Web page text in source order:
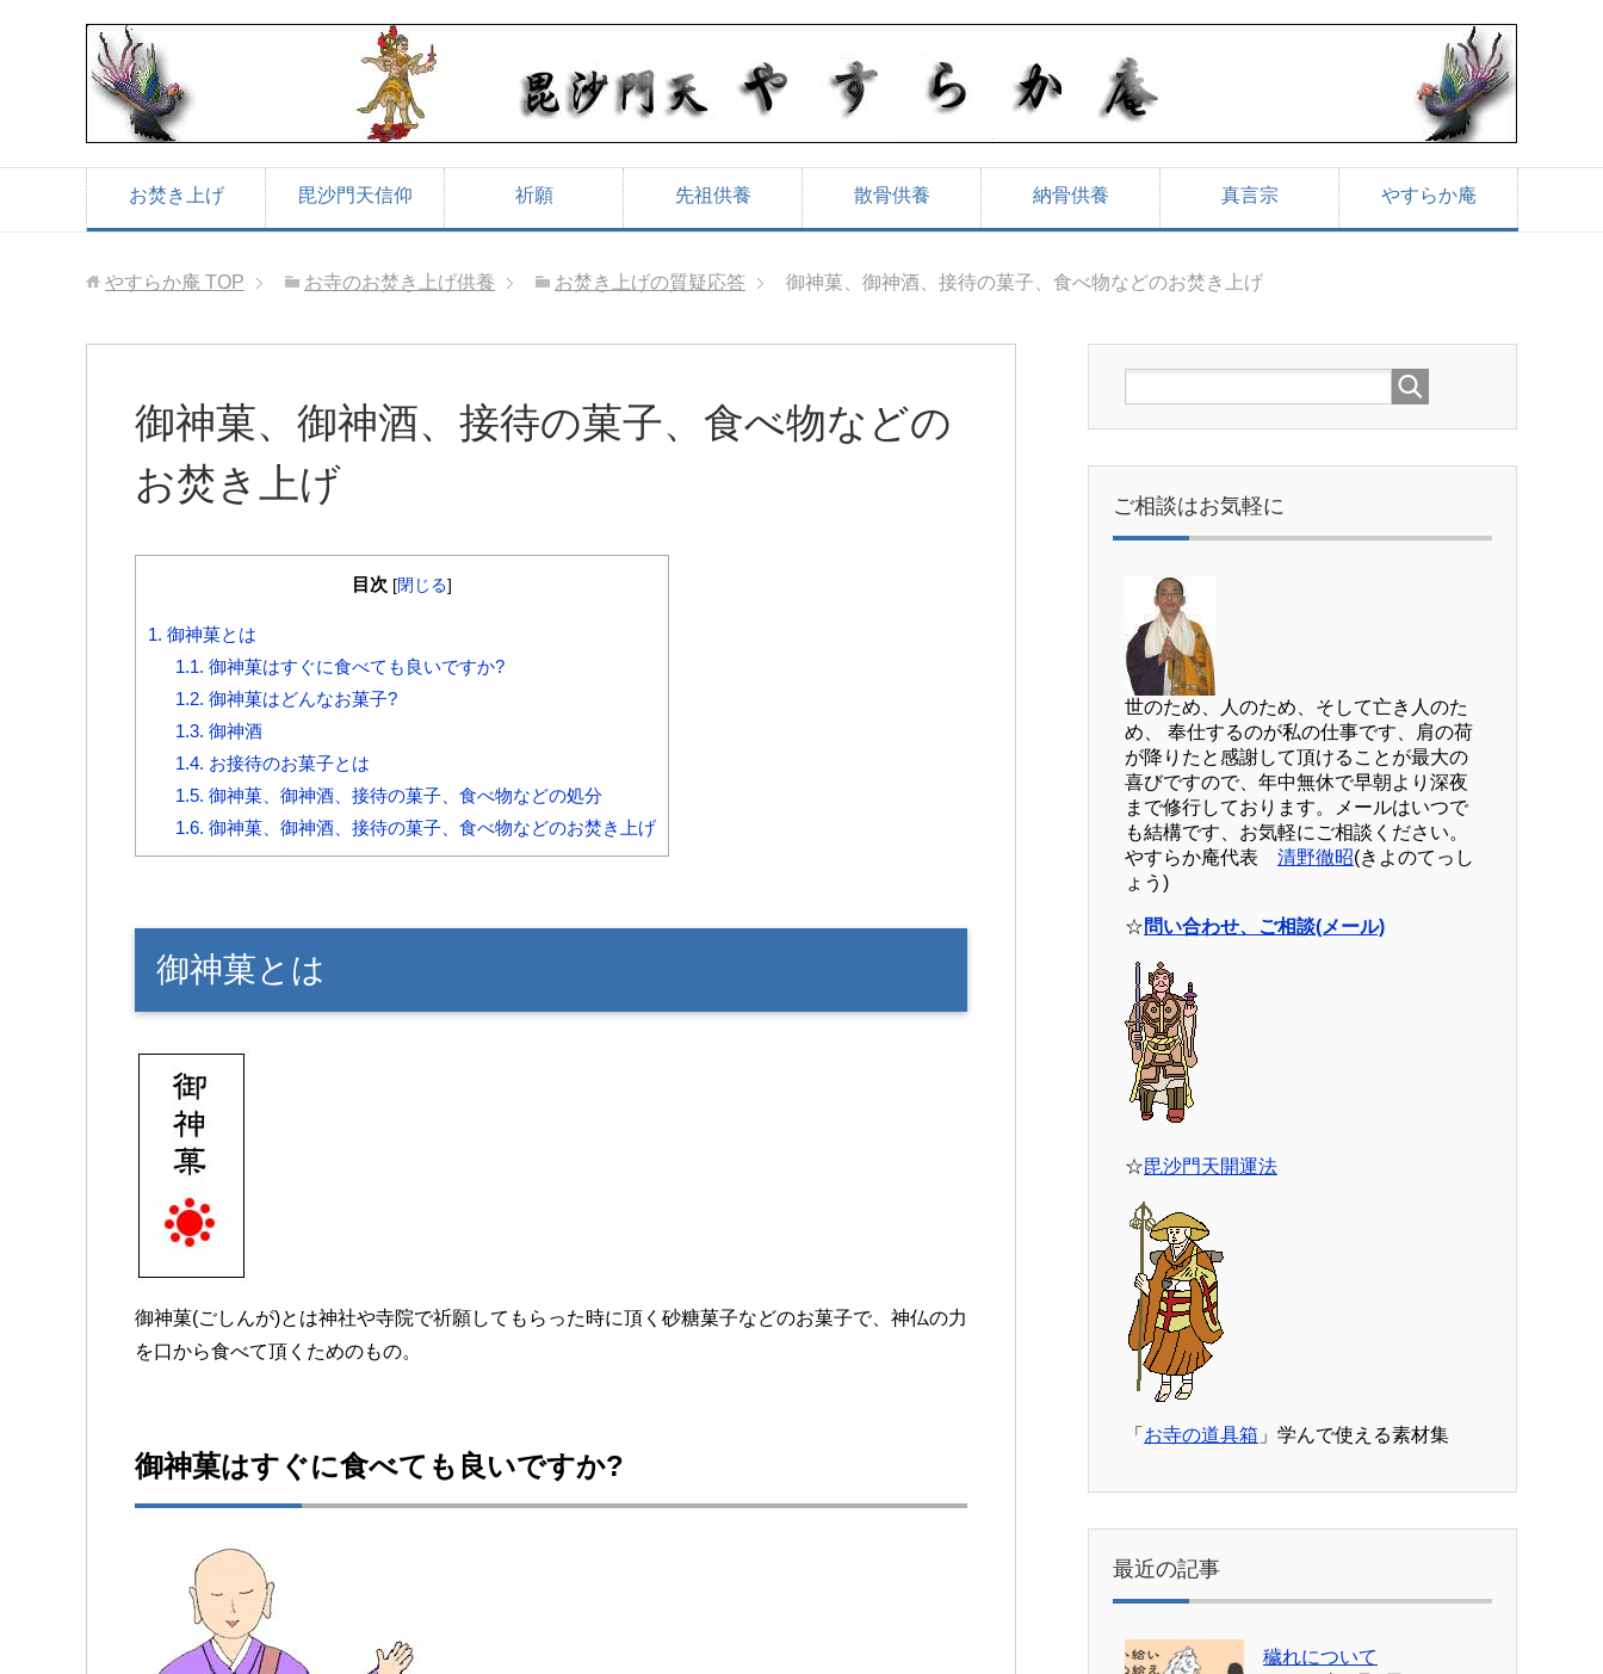
お焚き上げ 毘沙門天信仰 祈願 先祖供養 散骨供養 納骨供養 真言宗 やすらか庵
やすらか庵 TOP お寺のお焚き上げ供養 お焚き上げの質疑応答 御神菓、御神酒、接待の菓子、食べ物などのお焚き上げ
御神菓、御神酒、接待の菓子、食べ物などの
お焚き上げ
目次 [閉じる]
1. 御神菓とは
1.1. 御神菓はすぐに食べても良いですか?
1.2. 御神菓はどんなお菓子?
1.3. 御神酒
1.4. お接待のお菓子とは
1.5. 御神菓、御神酒、接待の菓子、食べ物などの処分
1.6. 御神菓、御神酒、接待の菓子、食べ物などのお焚き上げ
御神菓とは
御神菓(ごしんが)とは神社や寺院で祈願してもらった時に頂く砂糖菓子などのお菓子で、神仏の力
を口から食べて頂くためのもの。
御神菓はすぐに食べても良いですか?
ご相談はお気軽に
世のため、人のため、そして亡き人のた
め、 奉仕するのが私の仕事です、肩の荷
が降りたと感謝して頂けることが最大の
喜びですので、年中無休で早朝より深夜
まで修行しております。メールはいつで
も結構です、お気軽にご相談ください。
やすらか庵代表 清野徹昭(きよのてっし
ょう)
☆問い合わせ、ご相談(メール)
☆毘沙門天開運法
「 お寺の道具箱 」学んで使える素材集
最近の記事
穢れについて